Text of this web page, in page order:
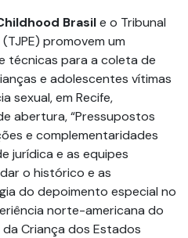
Brasile o Tribunal
promovem um
técnicas para a coleta de
e adolescentes vítimas
sexual, em Recife,
abertura, “Pressupostos
e complementaridades
jurídica e as equipes
o histórico e as
do depoimento especial no
norte-americana do
Criança dos Estados